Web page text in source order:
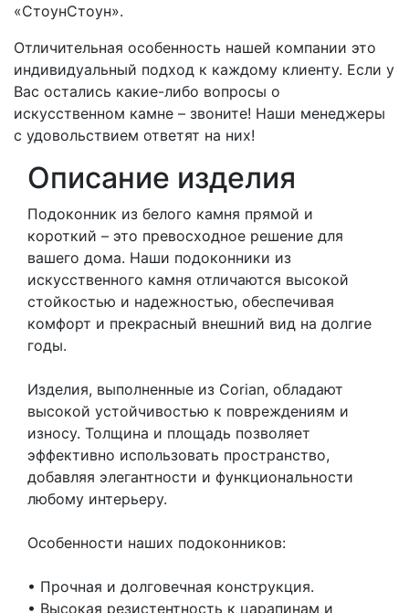
«СтоунСтоун».
Отличительная особенность нашей компании это
индивидуальный подход к каждому клиенту. Если у
Вас остались какие-либо вопросы о
искусственном камне – звоните! Наши менеджеры
с удовольствием ответят на них!
Описание изделия
Подоконник из белого камня прямой и
короткий – это превосходное решение для
вашего дома. Наши подоконники из
искусственного камня отличаются высокой
стойкостью и надежностью, обеспечивая
комфорт и прекрасный внешний вид на долгие
годы.
Изделия, выполненные из Corian, обладают
высокой устойчивостью к повреждениям и
износу. Толщина и площадь позволяет
эффективно использовать пространство,
добавляя элегантности и функциональности
любому интерьеру.
Особенности наших подоконников:
• Прочная и долговечная конструкция.
• Высокая резистентность к царапинам и